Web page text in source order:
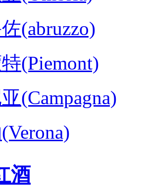
(abruzzo)
(Piemont)
(Campagna)
酒